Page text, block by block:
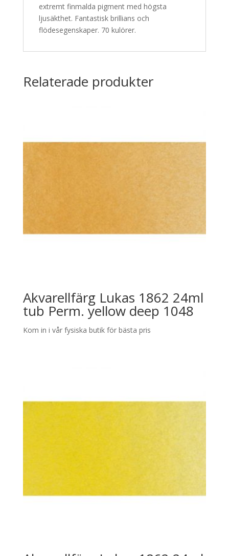
extremt finmalda pigment med högsta
ljusäkthet. Fantastisk brillians och
flödesegenskaper. 70 kulörer.
Relaterade produkter
Akvarellfärg Lukas 1862 24ml
tub Perm. yellow deep 1048
Kom in i vår fysiska butik för bästa pris